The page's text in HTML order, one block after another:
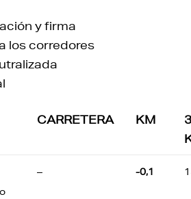
y firma
los corredores
CARRETERA KM
– -0,1